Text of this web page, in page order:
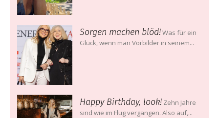
Sorgen machen blöd!Was für ein
Glück, wenn man Vorbilder in seinem...
Happy Birthday, look! Zehn Jahre
sind wie im Flug vergangen. Also auf,...